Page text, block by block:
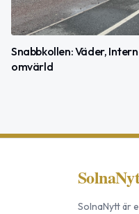
Snabbkollen: Väder,
omvärld
SolnaNyttär